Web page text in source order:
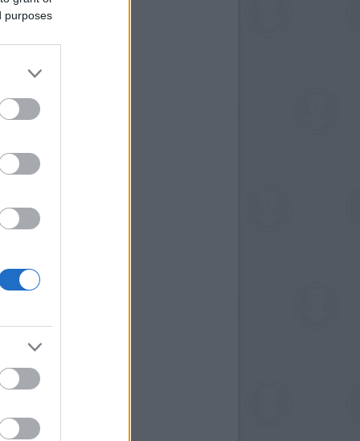
purposes